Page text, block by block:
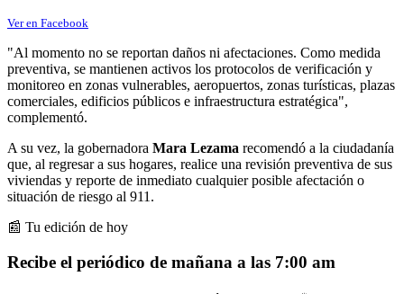
Ver en Facebook
"Al momento no se reportan daños ni afectaciones. Como medida
preventiva, se mantienen activos los protocolos de verificación y
monitoreo en zonas vulnerables, aeropuertos, zonas turísticas, plazas
comerciales, edificios públicos e infraestructura estratégica",
complementó.
A su vez, la gobernadora Mara Lezama recomendó a la ciudadanía
que, al regresar a sus hogares, realice una revisión preventiva de sus
viviendas y reporte de inmediato cualquier posible afectación o
situación de riesgo al 911.
📰 Tu edición de hoy
Recibe el periódico de mañana a las 7:00 am